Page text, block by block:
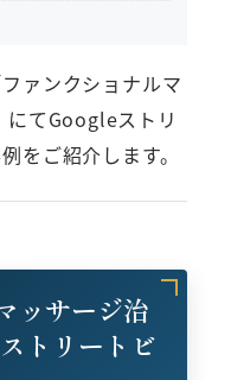
ァンクショナルマ
にてGoogleストリ
をご紹介します。
ッサージ治
トリートビ